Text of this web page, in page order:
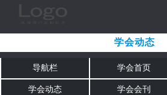
学会动态
导航栏 学会首页
学会动态 学会会刊